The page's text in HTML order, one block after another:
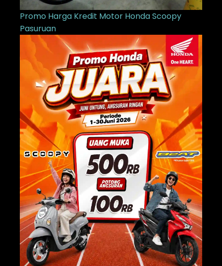
Promo Harga Kredit Motor Honda Scoopy
Pasuruan